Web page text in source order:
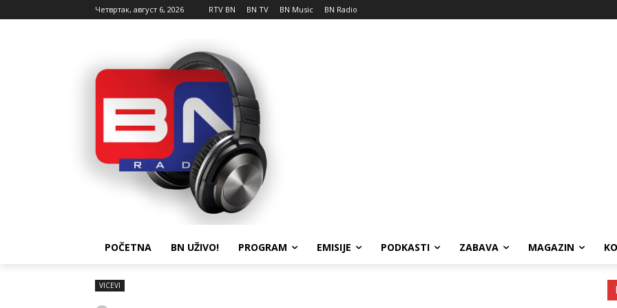
Четвртак, август 6, 2026 RTV BN BN TV BN Music BN Radio
POČETNA BN UŽIVO! PROGRAM EMISIJE PODKASTI ZABAVA MAGAZIN
VICEVI